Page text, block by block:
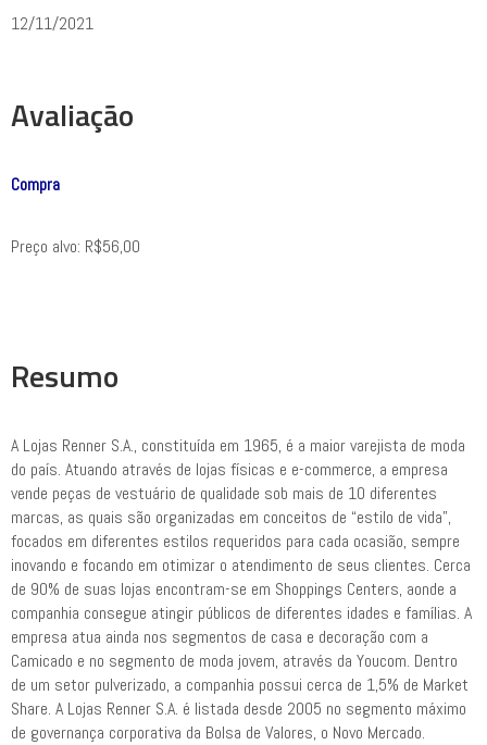
12/11/2021
Avaliação
Compra
Preço alvo: R$56,00
Resumo
A Lojas Renner S.A., constituída em 1965, é a maior varejista de moda
do país. Atuando através de lojas físicas e e-commerce, a empresa
vende peças de vestuário de qualidade sob mais de 10 diferentes
marcas, as quais são organizadas em conceitos de “estilo de vida”,
focados em diferentes estilos requeridos para cada ocasião, sempre
inovando e focando em otimizar o atendimento de seus clientes. Cerca
de 90% de suas lojas encontram-se em Shoppings Centers, aonde a
companhia consegue atingir públicos de diferentes idades e famílias. A
empresa atua ainda nos segmentos de casa e decoração com a
Camicado e no segmento de moda jovem, através da Youcom. Dentro
de um setor pulverizado, a companhia possui cerca de 1,5% de Market
Share. A Lojas Renner S.A. é listada desde 2005 no segmento máximo
de governança corporativa da Bolsa de Valores, o Novo Mercado.